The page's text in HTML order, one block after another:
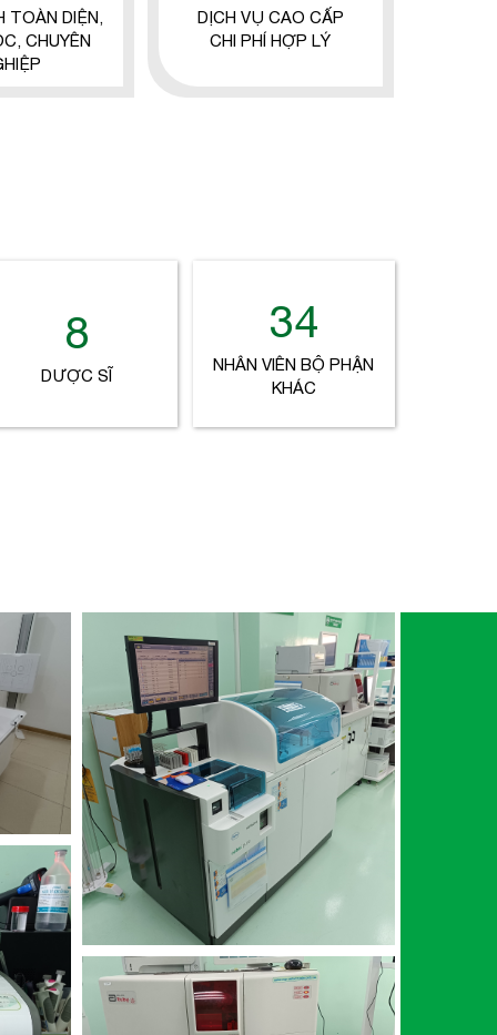
TOÀN DIỆN,
CHUYÊN
DỊCH VỤ CAO CẤP
CHI PHÍ HỢP LÝ
8
DƯỢC SĨ
34
NHÂN VIÊN BỘ PHẬN
KHÁC